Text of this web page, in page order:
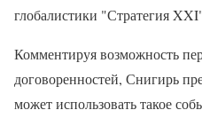
глобалистики "Стратегия
Комментируя возможность
договоренностей, Снигирь
может использовать такое